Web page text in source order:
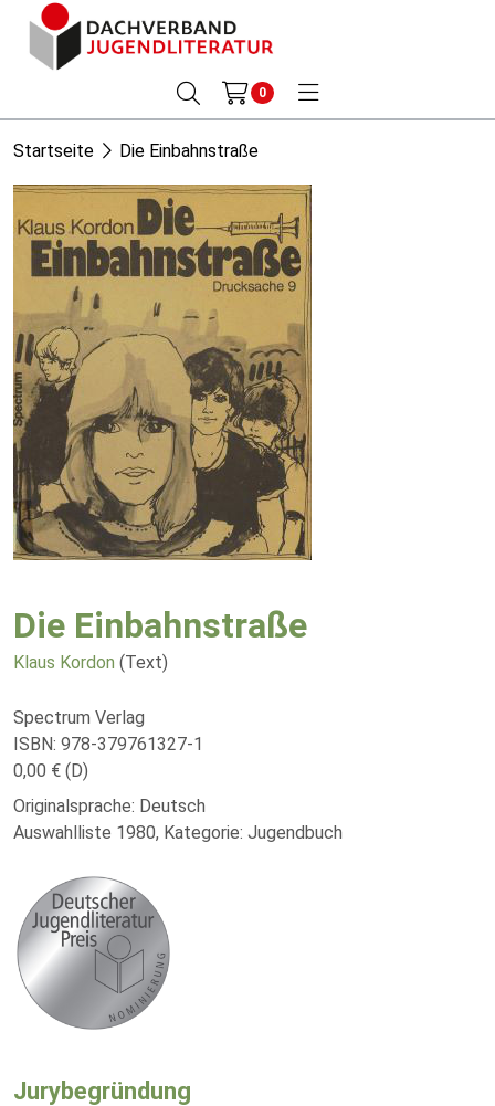
0
Startseite Die Einbahnstraße
Die Einbahnstraße
Klaus Kordon (Text)
Spectrum Verlag
ISBN: 978-379761327-1
0,00 € (D)
Originalsprache: Deutsch
Auswahlliste 1980, Kategorie: Jugendbuch
Jurybegründung